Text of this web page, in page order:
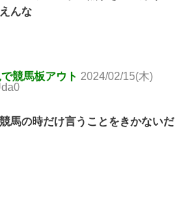
んな
競馬板アウト 2024/02/15(木)
馬の時だけ言うことをきかないだ